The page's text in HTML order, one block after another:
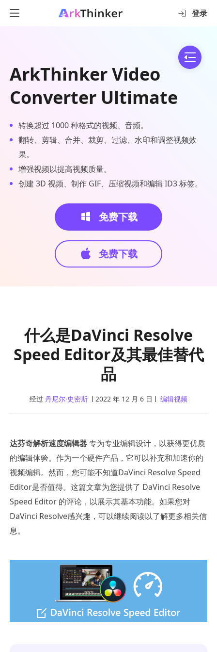
登录
ArkThinker Video
Converter Ultimate
转换超过 1000 种格式的视频、音频。
翻转、剪辑、合并、裁剪、过滤、水印和调整视频效
果。
增强视频以提高视频质量。
创建 3D 视频、制作 GIF、压缩视频和编辑 ID3 标签。
免费下载
免费下载
什么是DaVinci Resolve
Speed Editor及其最佳替代
品
经过 丹尼尔·史密斯 2022 年 12 月 6 日 编辑视频
达芬奇解析速度编辑器专为专业编辑设计，以获得更优质
的编辑体验。作为一个硬件产品，它可以补充和加速你的
视频编辑。然而，您可能不知道DaVinci Resolve Speed
Editor是否值得。这篇文章为您提供了 DaVinci Resolve
Speed Editor 的评论，以展示其基本功能。如果您对
DaVinci Resolve感兴趣，可以继续阅读以了解更多相关信
息。